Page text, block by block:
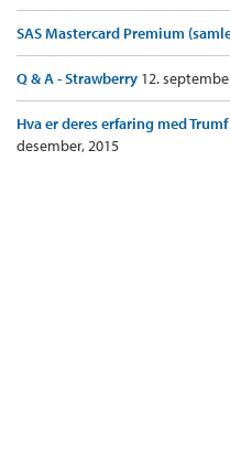
SAS Mastercard Premium
Q & A - Strawberry 12.
Hva er deres erfaring med
desember, 2015